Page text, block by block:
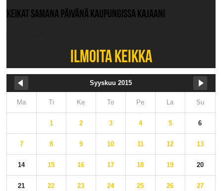
KEIKAT SAMANA PÄIVÄNÄ KAUPUNGISSA KAJAANI
ILMOITA KEIKKA
Syyskuu 2015
Ma Ti Ke To Pe La Su
1 2 3 4 5 6
7 8 9 10 11 12 13
14 15 16 17 18 19 20
21 22 23 24 25 26 27